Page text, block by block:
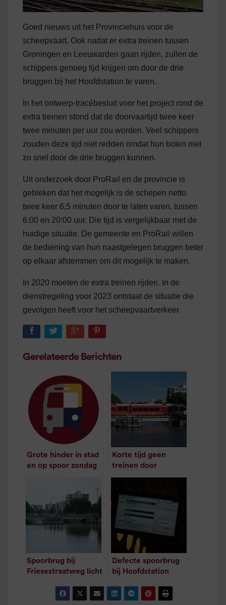
Goed nieuws uit het Provinciehuis voor de
scheepvaart. Ook nadat er extra treinen tussen
Groningen en Leeuwarden gaan rijden, zullen de
schippers genoeg tijd krijgen om door de drie
bruggen bij het Hoofdstation te varen.
In het ontwerp-tracébesluit voor het project rond de
extra treinen stond dat de doorvaartijd twee keer
twee minuten per uur zou worden. Veel schippers
zouden deze tijd niet redden omdat hun boten niet
zo snel door de drie bruggen kunnen.
Uit onderzoek door ProRail en de provincie is
gebleken dat het mogelijk is de schepen netto
twee keer 6,5 minuten door te laten varen, tussen
6:00 en 20:00 uur. Die tijd is vergelijkbaar met de
huidige situatie. De gemeente en ProRail willen
de bediening van hun naastgelegen bruggen beter
op elkaar afstemmen om dit mogelijk te maken.
In 2020 moeten de extra treinen rijden. In de
dienstregeling voor 2023 ontstaat de situatie die
gevolgen heeft voor het scheepvaartverkeer.
Gerelateerde Berichten
Grote hinder in stad
en op spoor zondag
Korte tijd geen
treinen door
aanrijding spoorbrug
Spoorbrug bij
Friesestraatweg licht
minuut leestijd
Defecte spoorbrug
bij Hoofdstation
treinverkeer
/ 1minuut leestijd